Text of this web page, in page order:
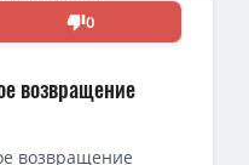
0
возвращение
возвращение